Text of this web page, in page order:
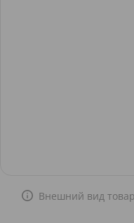
Внешний вид